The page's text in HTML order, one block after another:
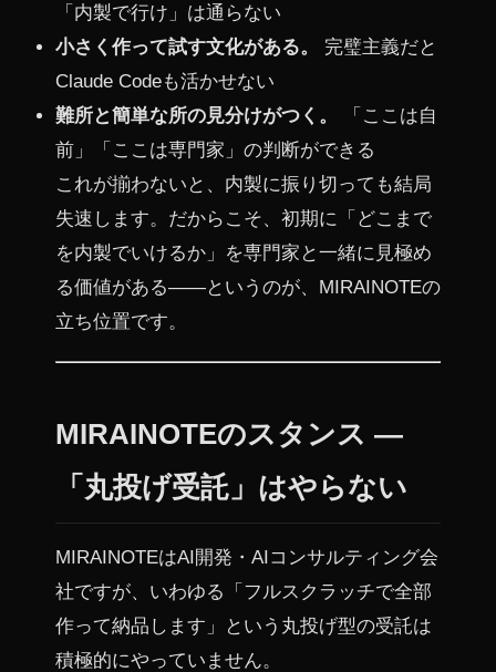
「内製で行け」は通らない
小さく作って試す文化がある。
完璧主義だと
Claude Codeも活かせない
難所と簡単な所の見分けがつく。
「ここは自
前」「ここは専門家」の判断ができる
これが揃わないと、内製に振り切っても結局
失速します。だからこそ、初期に「どこまで
を内製でいけるか」を専門家と一緒に見極め
る価値がある——というのが、MIRAINOTEの
立ち位置です。
MIRAINOTEのスタンス —
「丸投げ受託」はやらない
MIRAINOTEはAI開発・AIコンサルティング会
社ですが、いわゆる「フルスクラッチで全部
作って納品します」という丸投げ型の受託は
積極的にやっていません。